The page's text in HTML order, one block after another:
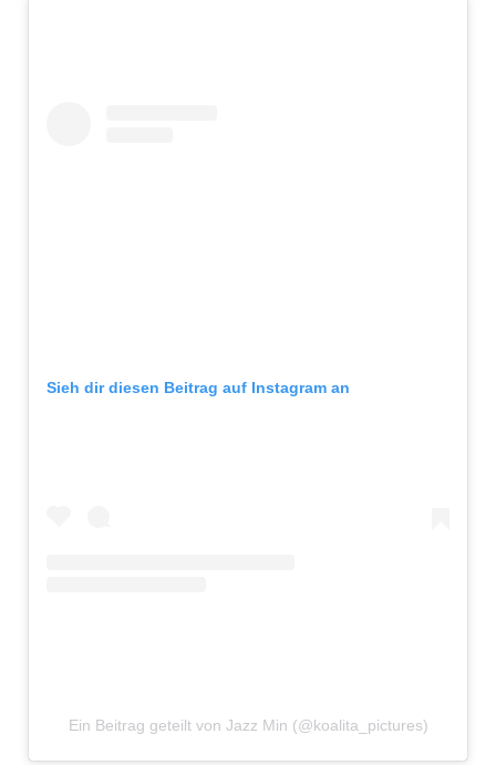
Sieh dir diesen Beitrag auf Instagram an
Ein Beitrag geteilt von Jazz Min (@koalita_pictures)